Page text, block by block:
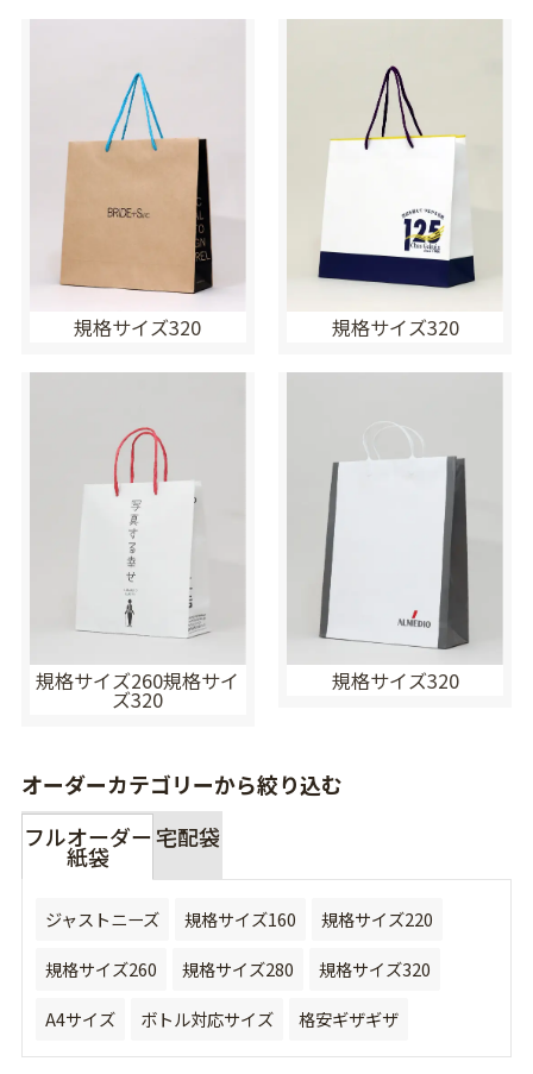
規格サイズ320 規格サイズ320
規格サイズ260規格サイ
ズ320
規格サイズ320
オーダーカテゴリーから絞り込む
フルオーダー
紙袋
宅配袋
ジャストニーズ 規格サイズ160
規格サイズ220
規格サイズ260
規格サイズ280
規格サイズ320
A4サイズ
ボトル対応サイズ 格安ギザギザ